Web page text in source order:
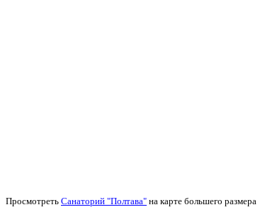
Просмотреть Санаторий "Полтава" на карте большего размера